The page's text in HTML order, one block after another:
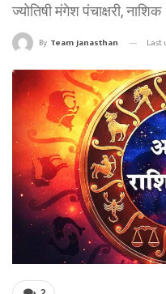
ज्योतिषी मंगेश पंचाक्षरी, नाशिक
By Team Janasthan